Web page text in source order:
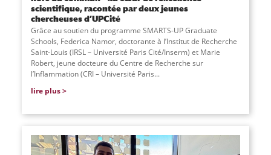
scientifique, racontée par deux jeunes
chercheuses d’UPCité
Grâce au soutien du programme SMARTS-UP Graduate
Schools, Federica Namor, doctorante à l’Institut de Recherche
Saint-Louis (IRSL – Université Paris Cité/Inserm) et Marie
Robert, jeune docteure du Centre de Recherche sur
l’Inflammation (CRI – Université Paris...
lire plus